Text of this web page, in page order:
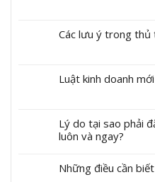
Các lưu ý trong
Luật kinh doanh
Lý do tại sao phải
luôn và ngay?
Những điều cần